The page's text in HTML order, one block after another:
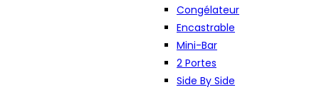
Congélateur
Encastrable
Mini-Bar
2 Portes
Side By Side